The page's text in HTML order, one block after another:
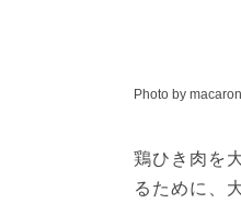
Photo by
鶏ひき肉を
るために、